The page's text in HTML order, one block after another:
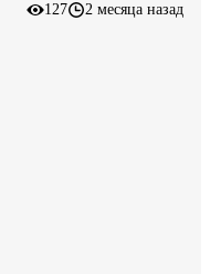
127 2 месяца назад